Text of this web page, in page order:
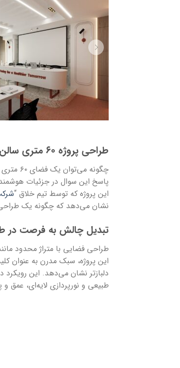
طراحی پروژه ۶۰ متری سالن جلسات شرکت بهستان پلاسما: اوج هنر و کارایی
پاسخ این سوال در جزئیات
این پروژه که توسط تیم خلاق “
نشان می‌دهد که چگونه یک طراحی
تبدیل چالش به فرصت در
این پروژه، سبک مدرن به عنوان
دلبازتر نشان می‌دهد. این رویکرد
طبیعی و نورپردازی لایه‌ای، عمق